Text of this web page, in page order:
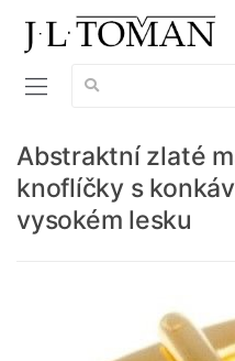
Vyhledávání:
Abstraktní zlaté
knoflíčky s
vysokém lesku